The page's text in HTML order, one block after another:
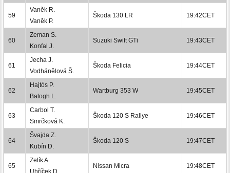
59
Vaněk R.
Vaněk P.
Škoda 130 LR 19:42CET
60
Zeman S.
Konfal J.
Suzuki Swift GTi 19:43CET
61
Jecha J.
Vodhánělová Š.
Škoda Felicia 19:44CET
62
Hajtós P.
Balogh L.
Wartburg 353 W 19:45CET
63
Carbol T.
Smrčková K.
Škoda 120 S Rallye 19:46CET
64
Švajda Z.
Kubín D.
Škoda 120 S 19:47CET
65
Zelík A.
Uhříček D.
Nissan Micra 19:48CET